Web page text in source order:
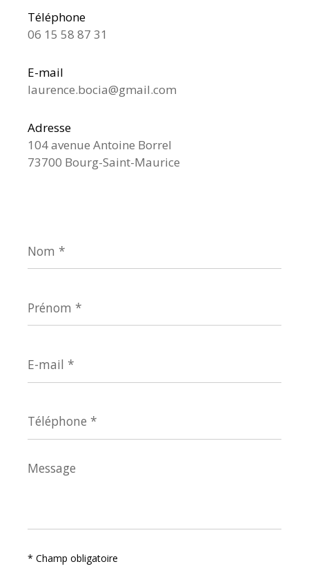
Téléphone
06 15 58 87 31
E-mail
laurence.bocia@gmail.com
Adresse
104 avenue Antoine Borrel
73700 Bourg-Saint-Maurice
*
*
mail
*
*
Message
*
* Champ obligatoire